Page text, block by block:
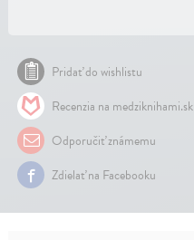
Pridať do wishlistu
Recenzia na medziknihami.sk
Odporučiť známemu
Zdielať na Facebooku